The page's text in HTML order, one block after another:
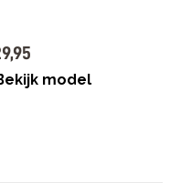
,95
model